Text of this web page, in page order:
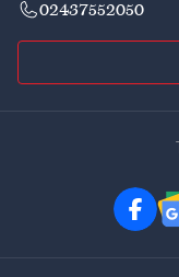
02437552050